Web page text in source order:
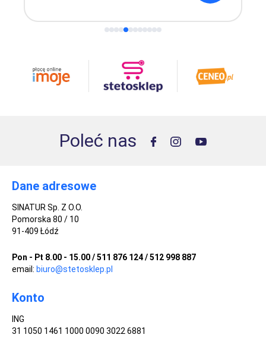
Poleć nas
Dane adresowe
SINATUR Sp. Z O.O.
Pomorska 80 / 10
91-409 Łódź
Pon - Pt 8.00 - 15.00 / 511 876 124 / 512 998 887
email: biuro@stetosklep.pl
Konto
ING
31 1050 1461 1000 0090 3022 6881